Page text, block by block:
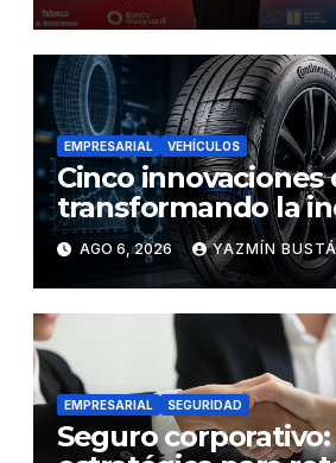
EMPRESARIAL VEHÍCULOS
Cinco innovaciones
transformando la
los neumáticos y
futuro de la
AGO 6, 2026 YAZMÍN
EMPRESARIAL SEGURIDAD
Seguro corporativo: